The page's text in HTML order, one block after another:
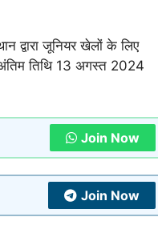
द्वारा जूनियर खेलों के लिए
तिथि 13 अगस्त 2024
Join Now
Join Now